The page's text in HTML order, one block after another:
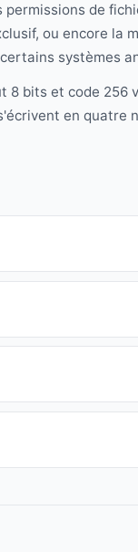
de
ou encore la
systèmes
8 bits et code 256
en quatre